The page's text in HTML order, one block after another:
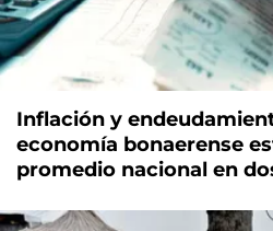
Inflación y
economía bonaerense
promedio nacional en